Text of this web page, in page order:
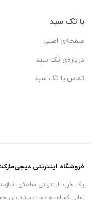
با تک سبد
صفحه‌ی اصلی
درباره‌ی تک سبد
تماس با تک سبد
فروشگاه اینترنتی
یک خرید اینترنتی مطمئن،
زمانی کوتاه به دست مشتریان